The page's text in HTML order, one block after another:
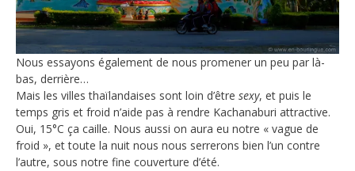
Nous essayons également de nous promener un peu par là-
bas, derrière…
Mais les villes thaïlandaises sont loin d’être sexy, et puis le
temps gris et froid n’aide pas à rendre Kachanaburi attractive.
Oui, 15°C ça caille. Nous aussi on aura eu notre « vague de
froid », et toute la nuit nous nous serrerons bien l’un contre
l’autre, sous notre fine couverture d’été.